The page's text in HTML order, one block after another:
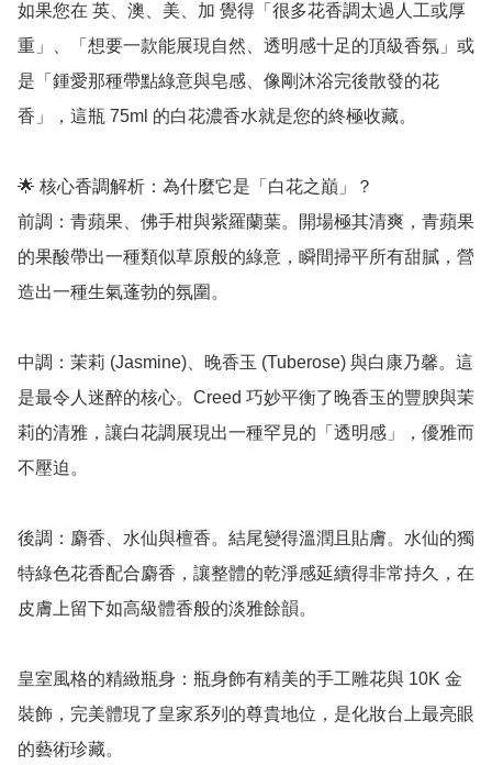
如果您在 英、澳、美、加 覺得「很多花香調太過人工或厚
重」、「想要一款能展現自然、透明感十足的頂級香氛」或
是「鍾愛那種帶點綠意與皂感、像剛沐浴完後散發的花
香」，這瓶 75ml 的白花濃香水就是您的終極收藏。
🌟 核心香調解析：為什麼它是「白花之巔」？
前調：青蘋果、佛手柑與紫羅蘭葉。開場極其清爽，青蘋果
的果酸帶出一種類似草原般的綠意，瞬間掃平所有甜膩，營
造出一種生氣蓬勃的氛圍。
中調：茉莉 (Jasmine)、晚香玉 (Tuberose) 與白康乃馨。這
是最令人迷醉的核心。Creed 巧妙平衡了晚香玉的豐腴與茉
莉的清雅，讓白花調展現出一種罕見的「透明感」，優雅而
不壓迫。
後調：麝香、水仙與檀香。結尾變得溫潤且貼膚。水仙的獨
特綠色花香配合麝香，讓整體的乾淨感延續得非常持久，在
皮膚上留下如高級體香般的淡雅餘韻。
皇室風格的精緻瓶身：瓶身飾有精美的手工雕花與 10K 金
裝飾，完美體現了皇家系列的尊貴地位，是化妝台上最亮眼
的藝術珍藏。